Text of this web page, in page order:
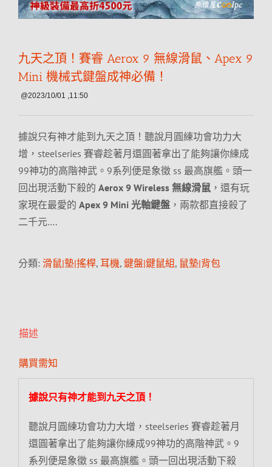
九天之頂！賽睿 Aerox 9 無線滑鼠、Apex 9
Mini 機械式鍵盤成神必備！
@2023/10/01 ,11:50
據說只有神才能到九天之頂！聽說月圓練功會功力大
增，steelseries 賽睿趁著月還圓著拿出了能夠讓你練成
99神功的高階神武。9系列便是象徵 ss 最高旗艦。頭一
回出現活動下殺的 Aerox 9 Wireless 無線滑鼠 ，還有玩
家現在最愛的 Apex 9 Mini 光軸鍵盤 ，兩款都直接殺了
二千元….
分類: 滑鼠|墊|搖桿, 耳機, 鍵盤|鍵鼠組, 鼠墊|背包
描述
購買需知
據說只有神才能到九天之頂！
聽說月圓練功會功力大增，steelseries 賽睿趁著月
還圓著拿出了能夠讓你練成99神功的高階神武。9
系列便是象徵 ss 最高旗艦。頭一回出現活動下殺